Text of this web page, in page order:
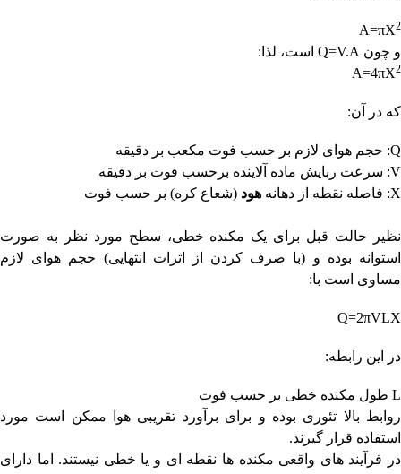
A=πX2
و چون Q=V.A است، لذا:
A=4πX2
که در آن:
Q: حجم هوای لازم بر حسب فوت مکعب بر دقیقه
V: سرعت ربایش ماده آلاینده برحسب فوت بر دقیقه
X: فاصله نقطه از دهانه هود (شعاع کره) بر حسب فوت
نظیر حالت قبل برای یک مکنده خطی، سطح مورد نظر به صورت
استوانه بوده و (با صرف کردن از اثرات انتهایی) حجم هوای لازم
مساوی است با:
Q=2πVLX
در این رابطه:
L طول مکنده خطی بر حسب فوت
روابط بالا تئوری بوده و برای برآورد تقریبی هوا ممکن است مورد
استفاده قرار گیرند.
در فرآیند های واقعی مکنده ها نقطه ای و یا خطی نیستند. اما دارای